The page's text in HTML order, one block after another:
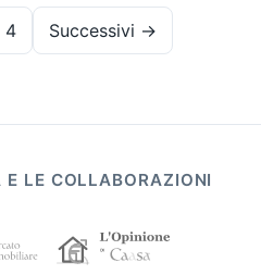
4 Successivi →
LE COLLABORAZIONI